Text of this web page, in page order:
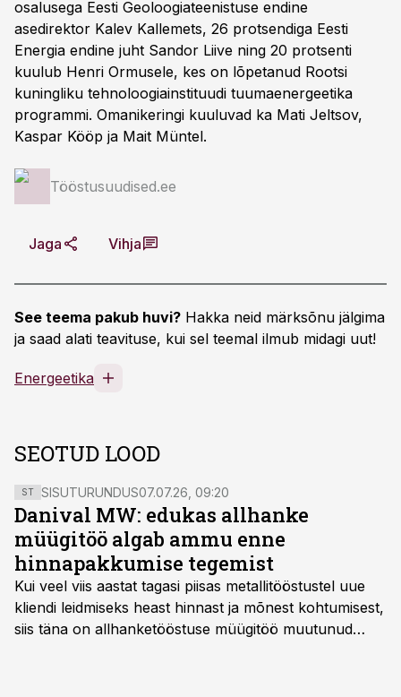
osalusega Eesti Geoloogiateenistuse endine
asedirektor Kalev Kallemets, 26 protsendiga Eesti
Energia endine juht Sandor Liive ning 20 protsenti
kuulub Henri Ormusele, kes on lõpetanud Rootsi
kuningliku tehnoloogiainstituudi tuumaenergeetika
programmi. Omanikeringi kuuluvad ka Mati Jeltsov,
Kaspar Kööp ja Mait Müntel.
Tööstusuudised.ee
Jaga Vihja
See teema pakub huvi? Hakka neid märksõnu jälgima
ja saad alati teavituse, kui sel teemal ilmub midagi uut!
Energeetika
SEOTUD LOOD
ST SISUTURUNDUS07.07.26, 09:20
Danival MW: edukas allhanke
müügitöö algab ammu enne
hinnapakkumise tegemist
Kui veel viis aastat tagasi piisas metallitööstustel uue
kliendi leidmiseks heast hinnast ja mõnest kohtumisest,
siis täna on allhanketööstuse müügitöö muutunud